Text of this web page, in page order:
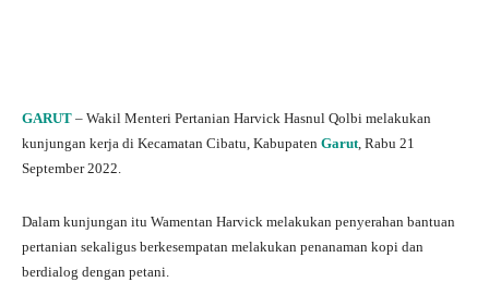
GARUT – Wakil Menteri Pertanian Harvick Hasnul Qolbi melakukan
kunjungan kerja di Kecamatan Cibatu, Kabupaten Garut, Rabu 21
September 2022.
Dalam kunjungan itu Wamentan Harvick melakukan penyerahan bantuan
pertanian sekaligus berkesempatan melakukan penanaman kopi dan
berdialog dengan petani.